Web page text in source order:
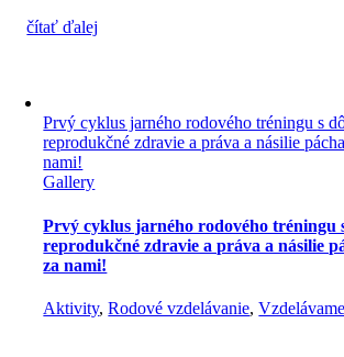
čítať ďalej
Prvý cyklus jarného rodového tréningu s
reprodukčné zdravie a práva a násilie
nami!
Gallery
Prvý cyklus jarného rodového tréningu
reprodukčné zdravie a práva a násilie
za nami!
Aktivity,Rodové vzdelávanie,